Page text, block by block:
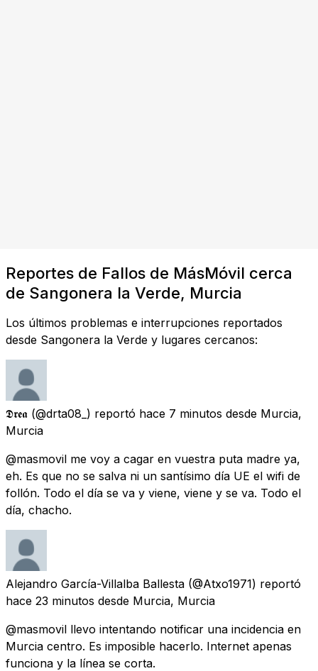
Reportes de Fallos de MásMóvil cerca
de Sangonera la Verde, Murcia
Los últimos problemas e interrupciones reportados
desde Sangonera la Verde y lugares cercanos:
𝕯𝖗𝖊𝖆 (@drta08_) reportó hace 7 minutos desde Murcia,
Murcia
@masmovil me voy a cagar en vuestra puta madre ya,
eh. Es que no se salva ni un santísimo día UE el wifi de
follón. Todo el día se va y viene, viene y se va. Todo el
día, chacho.
Alejandro García-Villalba Ballesta (@Atxo1971) reportó
hace 23 minutos desde Murcia, Murcia
@masmovil llevo intentando notificar una incidencia en
Murcia centro. Es imposible hacerlo. Internet apenas
funciona y la línea se corta.